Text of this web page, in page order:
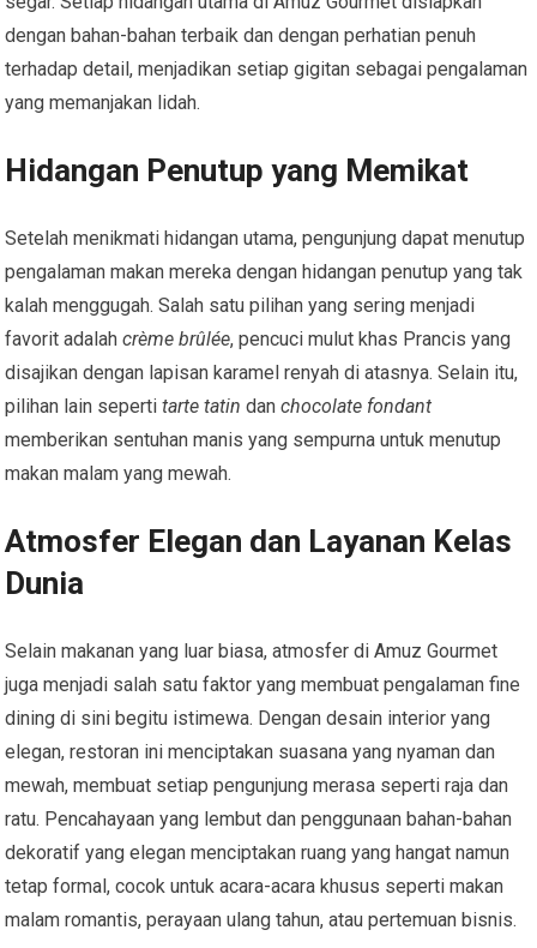
dengan bahan-bahan terbaik dan dengan perhatian penuh
terhadap detail, menjadikan setiap gigitan sebagai pengalaman
yang memanjakan lidah.
Hidangan Penutup yang Memikat
Setelah menikmati hidangan utama, pengunjung dapat menutup
pengalaman makan mereka dengan hidangan penutup yang tak
kalah menggugah. Salah satu pilihan yang sering menjadi
favorit adalahcrème brûlée, pencuci mulut khas Prancis yang
disajikan dengan lapisan karamel renyah di atasnya. Selain itu,
pilihan lain sepertitarte tatin danchocolate fondant
memberikan sentuhan manis yang sempurna untuk menutup
makan malam yang mewah.
Atmosfer Elegan dan Layanan Kelas
Dunia
Selain makanan yang luar biasa, atmosfer di Amuz Gourmet
juga menjadi salah satu faktor yang membuat pengalaman fine
dining di sini begitu istimewa. Dengan desain interior yang
elegan, restoran ini menciptakan suasana yang nyaman dan
mewah, membuat setiap pengunjung merasa seperti raja dan
ratu. Pencahayaan yang lembut dan penggunaan bahan-bahan
dekoratif yang elegan menciptakan ruang yang hangat namun
tetap formal, cocok untuk acara-acara khusus seperti makan
malam romantis, perayaan ulang tahun, atau pertemuan bisnis.